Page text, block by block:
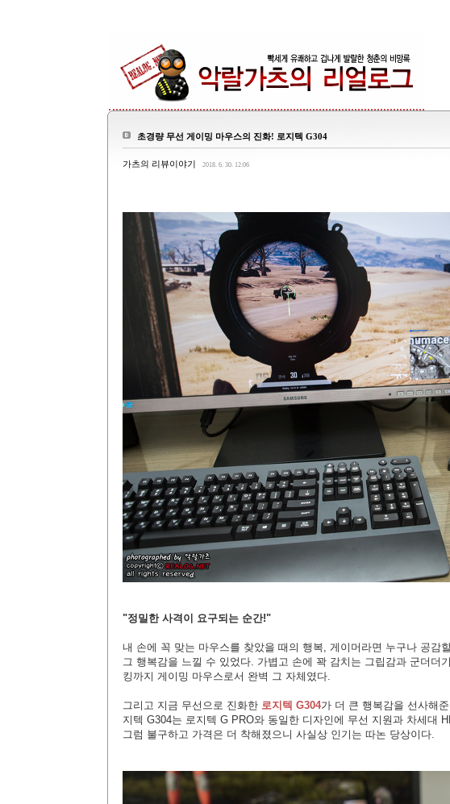
초경량 무선 게이밍 마우스의 진화! 로지텍 G304
가츠의 리뷰이야기 2018. 6. 30. 12:06
"정밀한 사격이 요구되는 순간!"
내 손에 꼭 맞는 마우스를 찾았을 때의 행복, 게이머라면 누구나 공감
그 행복감을 느낄 수 있었다. 가볍고 손에 꽉 감치는 그립감과 군더더
킹까지 게이밍 마우스로서 완벽 그 자체였다.
그리고 지금 무선으로 진화한 로지텍 G304가 더 큰 행복감을 선사해
지텍 G304는 로지텍 G PRO와 동일한 디자인에 무선 지원과 차세대
그럼 불구하고 가격은 더 착해졌으니 사실상 인기는 따논 당상이다.